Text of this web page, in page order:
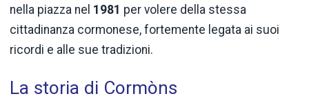
nella piazza nel 1981 per volere della stessa
cittadinanza cormonese, fortemente legata ai suoi
ricordi e alle sue tradizioni.
La storia di Cormòns